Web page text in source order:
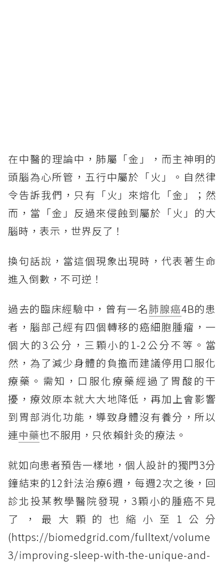
在中醫的理論中，肺屬「金」，而主神明的
頭腦為心所管，五行中屬於「火」。自然律
令告訴我們，只有「火」來熔化「金」；然
而，當「金」反過來侵蝕到屬於「火」的大
腦時，表示，世界反了！
換句話說，當這個現象出現時，代表著生命
進入倒數，不可逆！
過去的臨床經驗中，曾有一名肺腺癌4B的患
者，腦部己經有四個轉移的癌細胞腫瘤，一
個大的3公分，三顆小的1-2公分不等。當
然，為了減少身體的負擔而建議停用口服化
療藥。需知，口服化療藥經過了胃酸的干
擾，療效原本就大大地降低，再加上會影響
到胃部消化功能，導致身體沒有養分，所以
連中藥也不服用，只依賴針灸的療法。
就如向患者預告一樣地，個人設計的獨門3分
鐘結束的12針法治療6週，每週2次之後，回
診北投某教學醫院發現，3顆小的腫癌不見
了，最大顆的也縮小至1公分
(https://biomedgrid.com/fulltext/volume
3/improving-sleep-with-the-unique-and-